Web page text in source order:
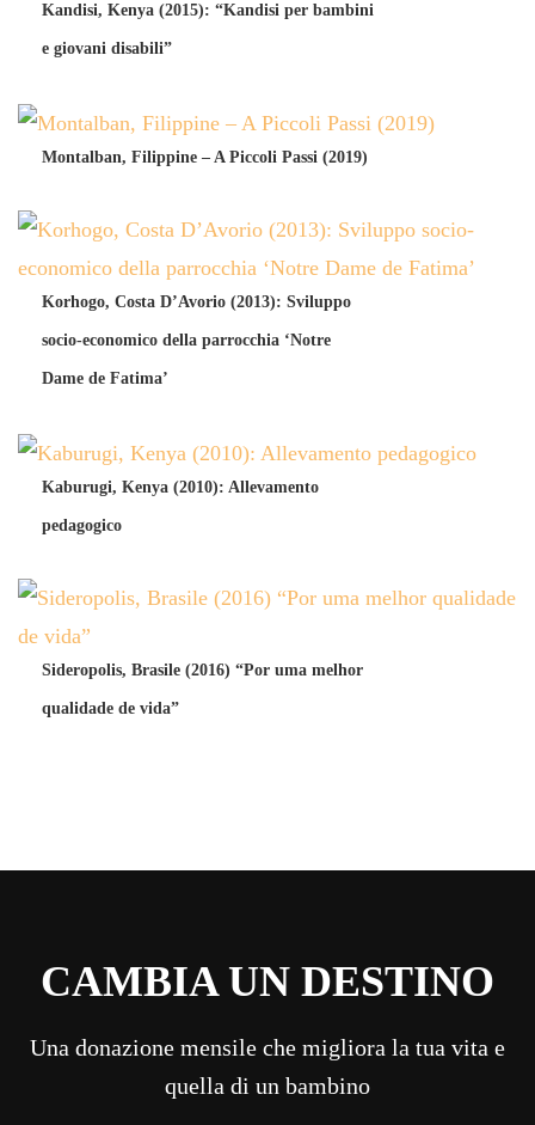
Kandisi, Kenya (2015): “Kandisi per bambini
e giovani disabili”
Montalban, Filippine – A Piccoli Passi (2019)
Korhogo, Costa D’Avorio (2013): Sviluppo
socio-economico della parrocchia ‘Notre
Dame de Fatima’
Kaburugi, Kenya (2010): Allevamento
pedagogico
Sideropolis, Brasile (2016) “Por uma melhor
qualidade de vida”
CAMBIA UN DESTINO
Una donazione mensile che migliora la tua vita e
quella di un bambino